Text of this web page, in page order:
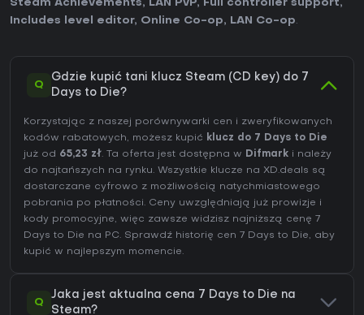
Steam Achievements, LAN PvP, Full controller support,
Includes level editor, Online Co-op, LAN Co-op.
Q
Gdzie kupić tani klucz Steam (CD key) do 7
Days to Die?
Korzystając z naszej porównywarki cen i zweryfikowanych
kodów rabatowych, możesz kupić klucz do 7 Days to Die
już od 65,23 zł. Ta oferta jest dostępna w Difmark i należy
do najtańszych na rynku. Wszystkie klucze na XD.deals są
dostarczane cyfrowo z możliwością natychmiastowego
pobrania po płatności. Ceny uwzględniają już prowizje i
kody promocyjne, więc zawsze widzisz najniższą cenę 7
Days to Die na PC. Sprawdź historię cen 7 Days to Die, aby
kupić w najlepszym momencie.
Q
Jaka jest aktualna cena 7 Days to Die na
Steam?